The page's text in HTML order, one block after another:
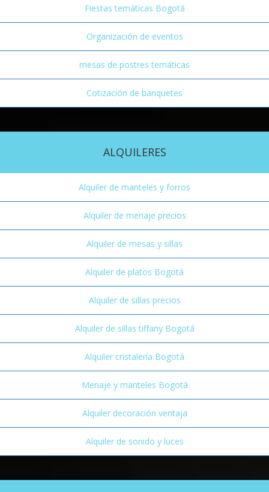
Fiestas temáticas Bogotá
Organización de eventos
mesas de postres temáticas
Cotización de banquetes
ALQUILERES
Alquiler de manteles y forros
Alquiler de menaje precios
Alquiler de mesas y sillas
Alquiler de platos Bogotá
Alquiler de sillas precios
Alquiler de sillas tiffany Bogotá
Alquiler cristalería Bogotá
Menaje y manteles Bogotá
Alquiler decoración ventaja
Alquiler de sonido y luces